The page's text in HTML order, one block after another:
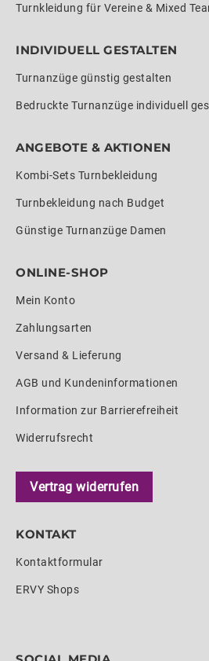
Turnkleidung für Vereine & Mixed
INDIVIDUELL GESTALTEN
Turnanzüge günstig gestalten
Bedruckte Turnanzüge individuell
ANGEBOTE & AKTIONEN
Kombi-Sets Turnbekleidung
Turnbekleidung nach Budget
Günstige Turnanzüge Damen
ONLINE-SHOP
Mein Konto
Zahlungsarten
Versand & Lieferung
AGB und Kundeninformationen
Information zur Barrierefreiheit
Widerrufsrecht
Vertrag widerrufen
KONTAKT
Kontaktformular
ERVY Shops